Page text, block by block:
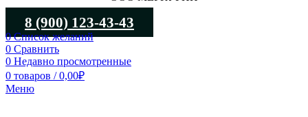
8 (900) 123-43-43
0Список желаний
0 Сравнить
0 Недавно просмотренные
0 товаров / 0,00₽
Меню